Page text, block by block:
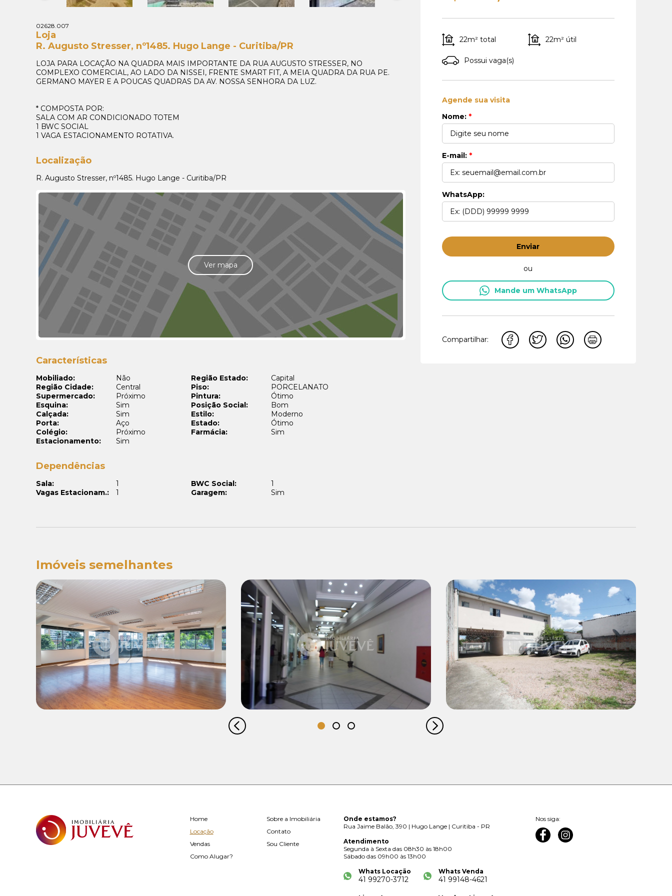
02628.007
Loja
R. Augusto Stresser, nº1485. Hugo Lange - Curitiba/PR
LOJA PARA LOCAÇÃO NA QUADRA MAIS IMPORTANTE DA RUA AUGUSTO STRESSER, NO
COMPLEXO COMERCIAL, AO LADO DA NISSEI, FRENTE SMART FIT, A MEIA QUADRA DA RUA PE.
GERMANO MAYER E A POUCAS QUADRAS DA AV. NOSSA SENHORA DA LUZ.
* COMPOSTA POR:
SALA COM AR CONDICIONADO TOTEM
1 BWC SOCIAL
1 VAGA ESTACIONAMENTO ROTATIVA.
22m² total 22m² útil
Possui vaga(s)
Agende sua visita
Nome: *
E-mail: *
WhatsApp:
Enviar
ou
Mande um WhatsApp
Compartilhar:
Localização
R. Augusto Stresser, nº1485. Hugo Lange - Curitiba/PR
Ver mapa
Características
Mobiliado: Não Região Estado:
Capital
Região Cidade:
Central Piso:
PORCELANATO
Supermercado:
Próximo Pintura:
Ótimo
Esquina:
Sim Posição Social:
Bom
Calçada:
Sim Estilo:
Moderno
Porta:
Aço Estado:
Ótimo
Colégio:
Próximo Farmácia:
Sim
Estacionamento:
Sim
Dependências
Sala: 1 BWC Social:
1
Vagas Estacionam.:
1 Garagem: Sim
Imóveis semelhantes
Locação:
R$ 10.500,00
Locação:
R$ 300,00
Locação:
R$ 1.800,00
Home
Locação
Vendas
Como Alugar?
Sobre a Imobiliária
Contato
Sou Cliente
Onde estamos?
Rua Jaime Balão, 390 | Hugo Lange | Curitiba - PR
Atendimento
Segunda à Sexta das 08h30 às 18h00
Sábado das 09h00 às 13h00
Whats Locação
41 99270-3712
Whats Venda
41 99148-4621
Nos siga: